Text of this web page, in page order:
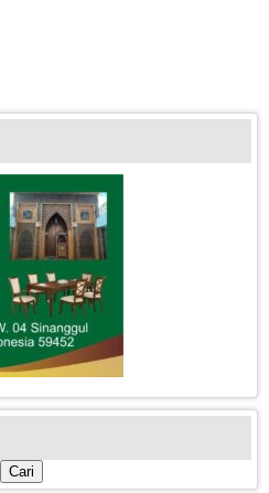
Cari